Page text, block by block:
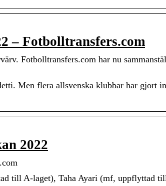
– Fotbolltransfers.com
Fotbolltransfers.com har nu
Men flera allsvenska klubbar har gjort
2022
till A-laget), Taha Ayari (mf, uppflyttad